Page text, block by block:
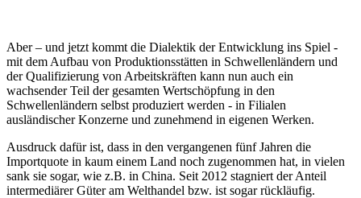
Aber – und jetzt kommt die Dialektik der Entwicklung ins Spiel -
mit dem Aufbau von Produktionsstätten in Schwellenländern und
der Qualifizierung von Arbeitskräften kann nun auch ein
wachsender Teil der gesamten Wertschöpfung in den
Schwellenländern selbst produziert werden - in Filialen
ausländischer Konzerne und zunehmend in eigenen Werken.
Ausdruck dafür ist, dass in den vergangenen fünf Jahren die
Importquote in kaum einem Land noch zugenommen hat, in vielen
sank sie sogar, wie z.B. in China. Seit 2012 stagniert der Anteil
intermediärer Güter am Welthandel bzw. ist sogar rückläufig.